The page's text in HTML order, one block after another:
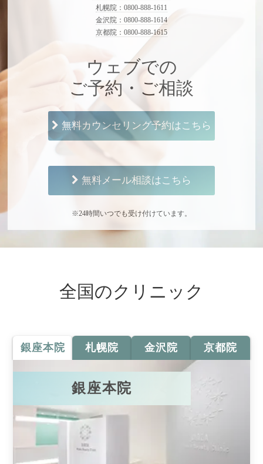
札幌院：0800-888-1611
金沢院：0800-888-1614
京都院：0800-888-1615
ウェブでの
ご予約・ご相談
無料カウンセリング予約はこちら
無料メール相談はこちら
※24時間いつでも受け付けています。
全国のクリニック
銀座本院 札幌院 金沢院 京都院
銀座本院